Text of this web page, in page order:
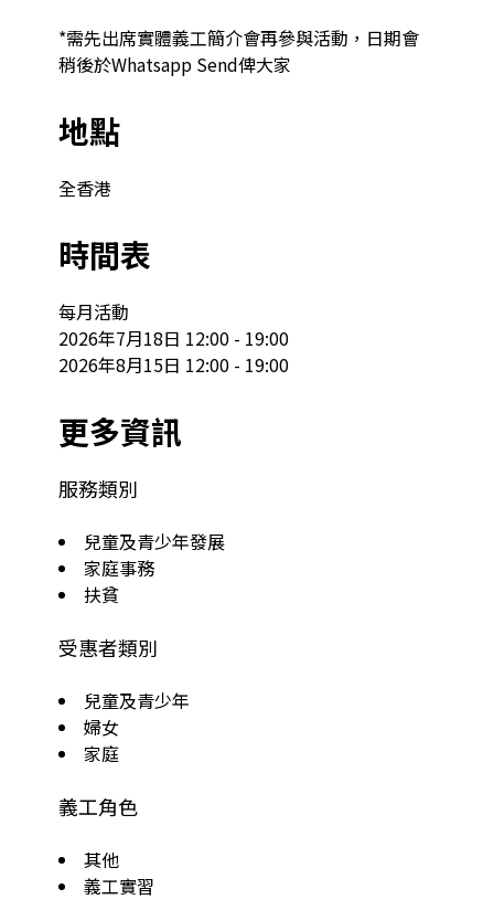
*需先出席實體義工簡介會再參與活動，日期會
稍後於Whatsapp Send俾大家
地點
全香港
時間表
每月活動
2026年7月18日 12:00 - 19:00
2026年8月15日 12:00 - 19:00
更多資訊
服務類別
兒童及青少年發展
家庭事務
扶貧
受惠者類別
兒童及青少年
婦女
家庭
義工角色
其他
義工實習